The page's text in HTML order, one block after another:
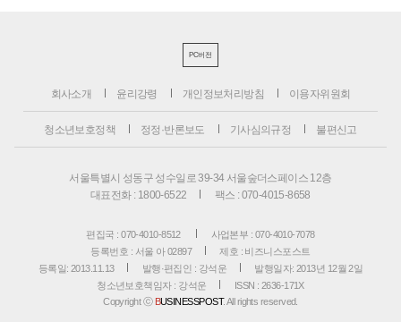
PC버전
회사소개 윤리강령 개인정보처리방침 이용자위원회
청소년보호정책 정정·반론보도 기사심의규정 불편신고
서울특별시 성동구 성수일로 39-34 서울숲더스페이스 12층
대표전화 : 1800-6522
팩스 : 070-4015-8658
편집국 : 070-4010-8512
사업본부 : 070-4010-7078
등록번호 : 서울 아 02897
제호 : 비즈니스포스트
등록일: 2013.11.13
발행·편집인 : 강석운
발행일자: 2013년 12월 2일
청소년보호책임자 : 강석운
ISSN : 2636-171X
Copyright ⓒ BUSINESSPOST. All rights reserved.